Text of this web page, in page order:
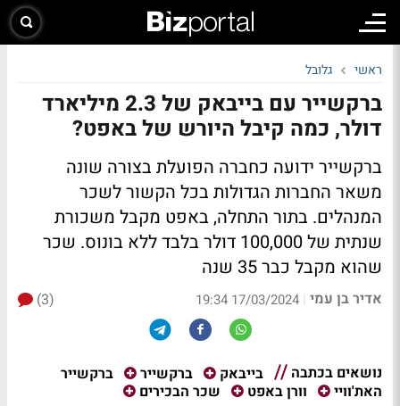
ראשי גלובל
ברקשייר עם בייבאק של 2.3 מיליארד
דולר, כמה קיבל היורש של באפט?
ברקשייר ידועה כחברה הפועלת בצורה שונה
משאר החברות הגדולות בכל הקשור לשכר
המנהלים. בתור התחלה, באפט מקבל משכורת
שנתית של 100,000 דולר בלבד ללא בונוס. שכר
שהוא מקבל כבר 35 שנה
אדיר בן עמי |
17/03/2024 19:34
(3)
נושאים בכתבה בייבאק ברקשייר
ברקשייר
האת'וויי
וורן באפט שכר הבכירים